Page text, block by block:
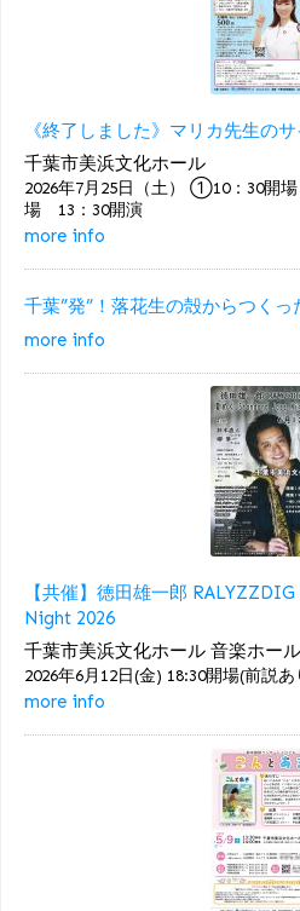
《終了しました》マリカ先生の
千葉市美浜文化ホール
2026年7月25日（土） ①10：30開
場 13：30開演
more info
千葉”発”！落花生の殻からつく
more info
【共催】徳田雄一郎
Night 2026
千葉市美浜文化ホール 音楽ホール
2026年6月12日(金) 18:30開場(前説
more info